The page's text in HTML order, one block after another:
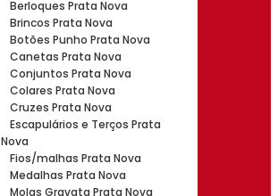
Berloques Prata Nova
Brincos Prata Nova
Botões Punho Prata Nova
Canetas Prata Nova
Conjuntos Prata Nova
Colares Prata Nova
Cruzes Prata Nova
Escapulários e Terços Prata
Nova
Fios/malhas Prata Nova
Medalhas Prata Nova
Molas Gravata Prata Nova